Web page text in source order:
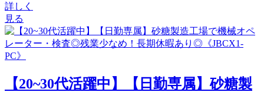
詳しく
見る
【20~30代活躍中】【日勤専属】砂糖製